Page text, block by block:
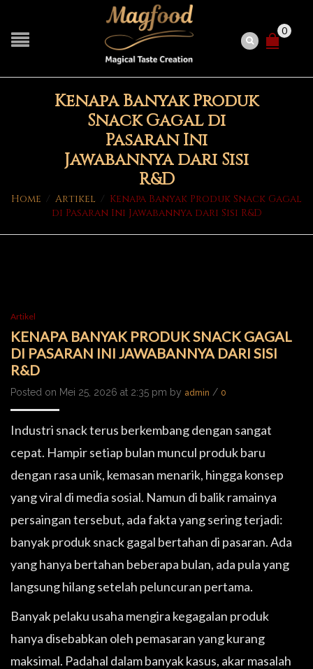
0
Kenapa Banyak Produk
Snack Gagal di
Pasaran Ini
Jawabannya dari Sisi
R&D
Home / Artikel / Kenapa Banyak Produk Snack Gagal
di Pasaran Ini Jawabannya dari Sisi R&D
Artikel
KENAPA BANYAK PRODUK SNACK GAGAL
DI PASARAN INI JAWABANNYA DARI SISI
R&D
Posted on Mei 25, 2026 at 2:35 pm by admin / 0
Industri snack terus berkembang dengan sangat
cepat. Hampir setiap bulan muncul produk baru
dengan rasa unik, kemasan menarik, hingga konsep
yang viral di media sosial. Namun di balik ramainya
persaingan tersebut, ada fakta yang sering terjadi:
banyak produk snack gagal bertahan di pasaran. Ada
yang hanya bertahan beberapa bulan, ada pula yang
langsung hilang setelah peluncuran pertama.
Banyak pelaku usaha mengira kegagalan produk
hanya disebabkan oleh pemasaran yang kurang
maksimal. Padahal dalam banyak kasus, akar masalah